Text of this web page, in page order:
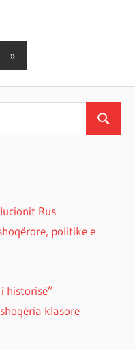
Next
Posts
»
Search
Rus
politike e
historisë”
klasore